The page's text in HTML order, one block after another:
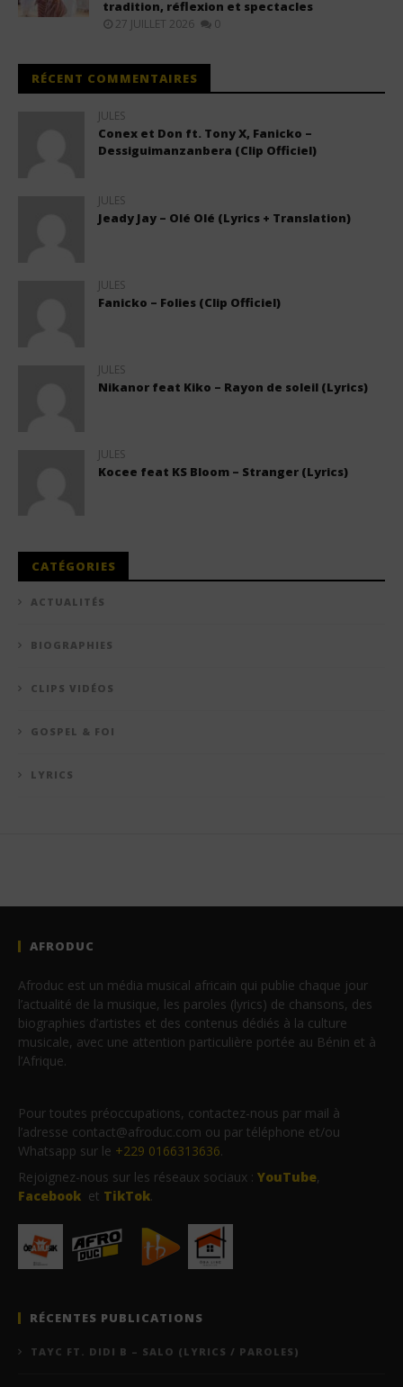
tradition, réflexion et spectacles
27 JUILLET 2026 0
RÉCENT COMMENTAIRES
JULES
Conex et Don ft. Tony X, Fanicko –
Dessiguimanzanbera (Clip Officiel)
JULES
Jeady Jay – Olé Olé (Lyrics + Translation)
JULES
Fanicko – Folies (Clip Officiel)
JULES
Nikanor feat Kiko – Rayon de soleil (Lyrics)
JULES
Kocee feat KS Bloom – Stranger (Lyrics)
CATÉGORIES
ACTUALITÉS
BIOGRAPHIES
CLIPS VIDÉOS
GOSPEL & FOI
LYRICS
AFRODUC
Afroduc est un média musical africain qui publie chaque jour
l’actualité de la musique, les paroles (lyrics) de chansons, des
biographies d’artistes et des contenus dédiés à la culture
musicale, avec une attention particulière portée au Bénin et à
l’Afrique.
Pour toutes préoccupations, contactez-nous par mail à
l’adresse contact@afroduc.com ou par téléphone et/ou
Whatsapp sur le +229 0166313636.
Rejoignez-nous sur les réseaux sociaux : YouTube,
Facebook et TikTok.
RÉCENTES PUBLICATIONS
TAYC FT. DIDI B – SALO (LYRICS / PAROLES)